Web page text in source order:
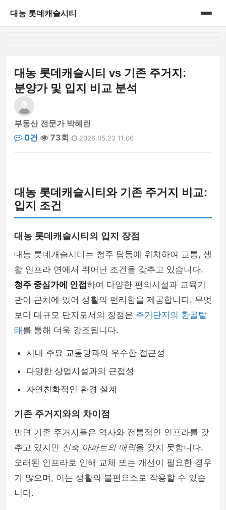
대농 롯데캐슬시티
대농 롯데캐슬시티 vs 기존 주거지:
분양가 및 입지 비교 분석
부동산 전문가 박혜린
0건
73회 2026.05.23 11:06
대농 롯데캐슬시티와 기존 주거지 비교:
입지 조건
대농 롯데캐슬시티의 입지 장점
대농 롯데캐슬시티는 청주 탑동에 위치하여 교통, 생
활 인프라 면에서 뛰어난 조건을 갖추고 있습니다.
청주 중심가에 인접하여 다양한 편의시설과 교육기
관이 근처에 있어 생활의 편리함을 제공합니다. 무엇
보다 대규모 단지로서의 장점은 주거단지의 환골탈
태 를 통해 더욱 강조됩니다.
시내 주요 교통망과의 우수한 접근성
다양한 상업시설과의 근접성
자연친화적인 환경 설계
기존 주거지와의 차이점
반면 기존 주거지들은 역사와 전통적인 인프라를 갖
추고 있지만 신축 아파트의 매력을 갖지 못합니다.
오래된 인프라로 인해 교체 또는 개선이 필요한 경우
가 많으며, 이는 생활의 불편요소로 작용할 수 있습
니다.